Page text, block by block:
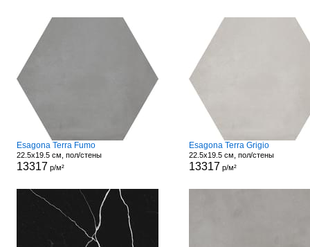
Esagona Terra Fumo
22.5x19.5 см, пол/стены
13317 р/м²
Esagona Terra Grigio
22.5x19.5 см, пол/стены
13317 р/м²